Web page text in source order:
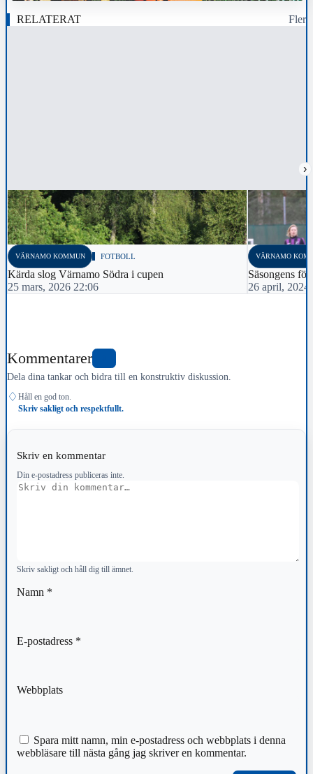
RELATERAT Fler
›
VÄRNAMO KOMMUN FOTBOLL
Kärda slog Värnamo Södra i cupen
25 mars, 2026 22:06
VÄRNAMO
Säsongens
26 april, 2024
Kommentarer
Dela dina tankar och bidra till en konstruktiv diskussion.
♢ Håll en god ton.
Skriv sakligt och respektfullt.
Skriv en kommentar
Din e-postadress publiceras inte.
Kommentar
Skriv sakligt och håll dig till ämnet.
Namn *
E-postadress *
Webbplats
Spara mitt namn, min e-postadress och webbplats i denna
webbläsare till nästa gång jag skriver en kommentar.